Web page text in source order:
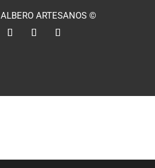
ALBERO ARTESANOS ©